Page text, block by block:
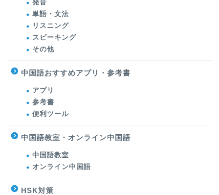
発音
単語・文法
リスニング
スピーキング
その他
中国語おすすめアプリ・参考書
アプリ
参考書
便利ツール
中国語教室・オンライン中国語
中国語教室
オンライン中国語
HSK対策